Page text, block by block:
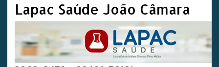
Lapac Saúde João Câmara